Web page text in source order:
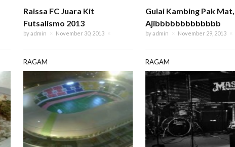
Raissa FC Juara Kit
Futsalismo 2013
byadmin November 30, 2013
Gulai Kambing Pak Mat,
Ajibbbbbbbbbbbbb
byadmin November 29, 2013
RAGAM RAGAM